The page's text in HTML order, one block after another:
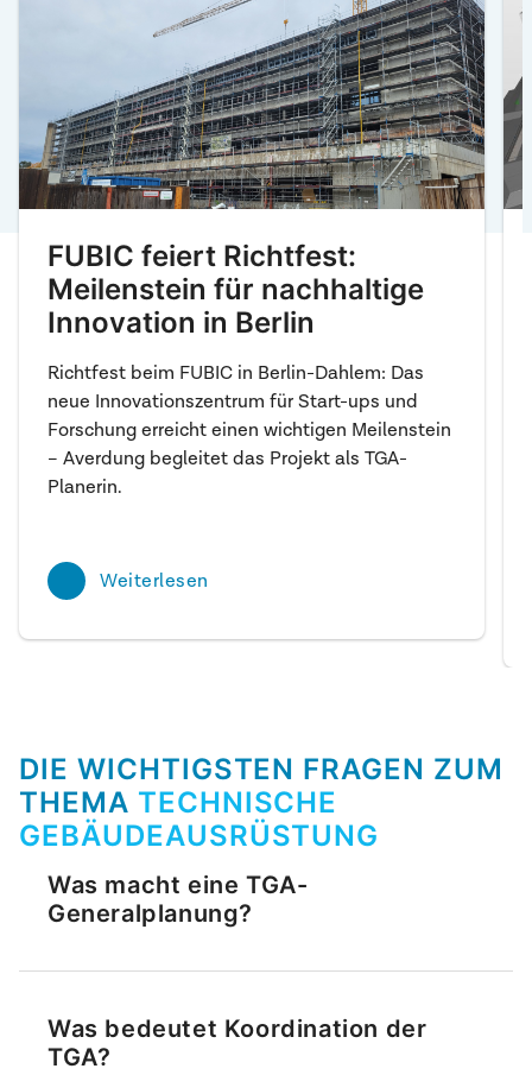
FUBIC feiert Richtfest:
Meilenstein für nachhaltige
Innovation in Berlin
Richtfest beim FUBIC in Berlin-Dahlem: Das
neue Innovationszentrum für Start-ups und
Forschung erreicht einen wichtigen Meilenstein
– Averdung begleitet das Projekt als TGA-
Planerin.
Weiterlesen
DIE WICHTIGSTEN FRAGEN ZUM
THEMA TECHNISCHE
GEBÄUDEAUSRÜSTUNG
Was macht eine TGA-
Generalplanung?
aller Kostengruppen (KG) 400 aus einer Hand –
und damit eine koordinierte Lösung der TGA, die
durch die Architektur nachhaltig integriert werden
Was bedeutet Koordination der
TGA?